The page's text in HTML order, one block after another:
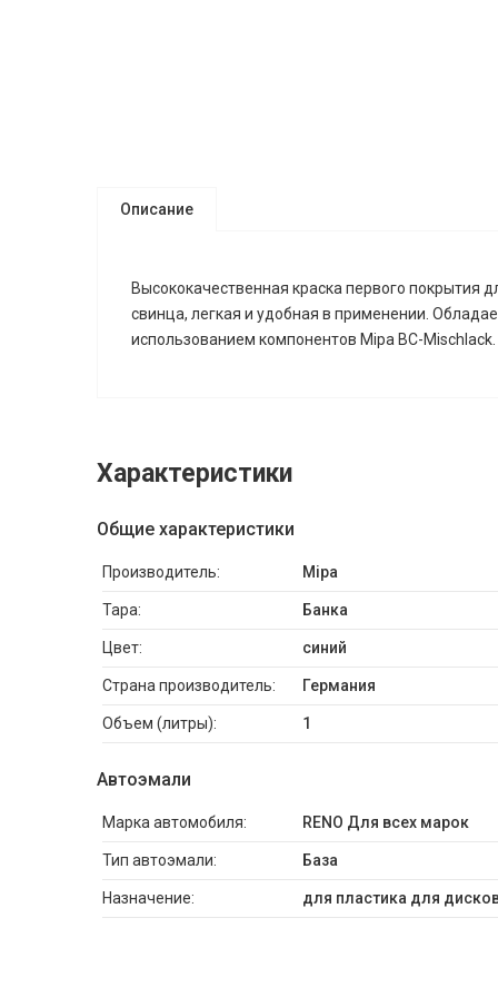
Описание
Высококачественная краска первого покрытия
свинца, легкая и удобная в применении.
использованием компонентов Mipa BC-Mischlack.
Характеристики
Общие характеристики
Производитель: Mipa
Тара: Банка
Цвет: синий
Страна производитель: Германия
Объем (литры): 1
Автоэмали
Марка автомобиля: RENO Для всех марок
Тип автоэмали: База
Назначение: для пластика для